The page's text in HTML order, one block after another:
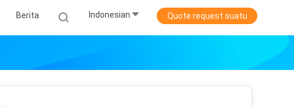
Berita Indonesian Quote request suatu